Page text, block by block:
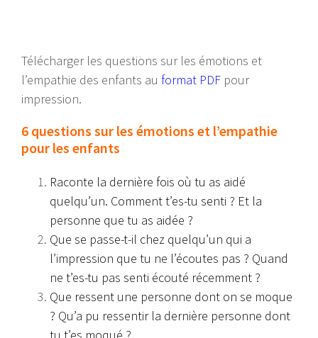
Télécharger les questions sur les émotions et
l’empathie des enfants au format PDF pour
impression.
6 questions sur les émotions et l’empathie
pour les enfants
Raconte la dernière fois où tu as aidé
quelqu’un. Comment t’es-tu senti ? Et la
personne que tu as aidée ?
Que se passe-t-il chez quelqu’un qui a
l’impression que tu ne l’écoutes pas ? Quand
ne t’es-tu pas senti écouté récemment ?
Que ressent une personne dont on se moque
? Qu’a pu ressentir la dernière personne dont
tu t’es moqué ?